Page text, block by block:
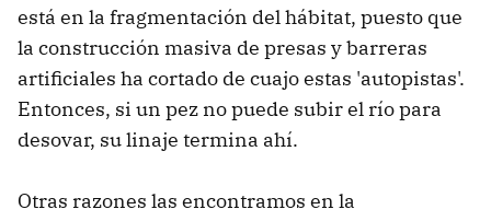
está en la fragmentación del hábitat, puesto que
la construcción masiva de presas y barreras
artificiales ha cortado de cuajo estas 'autopistas'.
Entonces, si un pez no puede subir el río para
desovar, su linaje termina ahí.
Otras razones las encontramos en la